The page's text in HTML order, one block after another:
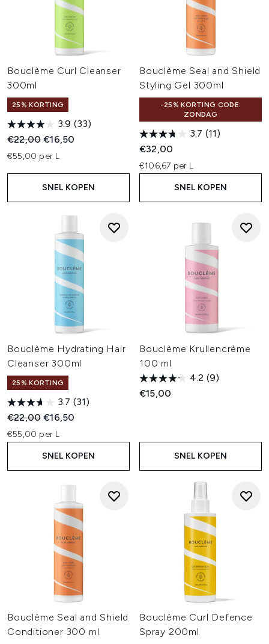
Bouclème Curl Cleanser
300ml
25% KORTING
3.9 (33)
Recommended Retail Price:
€22,00Huidige prijs:
€16,50
€55,00 per L
SNEL KOPEN
Bouclème Seal and Shield
Styling Gel 300ml
-25% KORTING CODE:
ZONDAG
3.7 (11)
€32,00
€106,67 per L
SNEL KOPEN
Bouclème Hydrating Hair
Cleanser 300ml
25% KORTING
3.7 (31)
Recommended Retail Price:
€22,00Huidige prijs:
€16,50
€55,00 per L
SNEL KOPEN
Bouclème Krullencrème
100 ml
4.2 (9)
€15,00
SNEL KOPEN
Bouclème Seal and Shield
Conditioner 300 ml
Bouclème Curl Defence
Spray 200ml